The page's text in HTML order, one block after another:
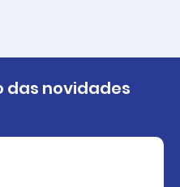
das novidades